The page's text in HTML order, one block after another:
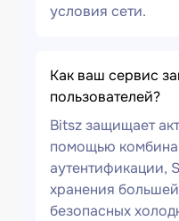
условия сети.
Как ваш сервис
пользователей?
Bitsz защищает
помощью
аутентификации,
хранения
безопасных